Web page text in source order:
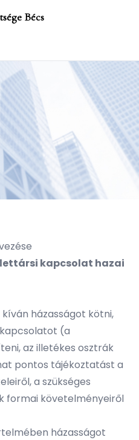
Bécs
kapcsolat hazai
házasságot kötni,
(a
az illetékes osztrák
pontos tájékoztatást a
a szükséges
formai követelményeiről
házasságot